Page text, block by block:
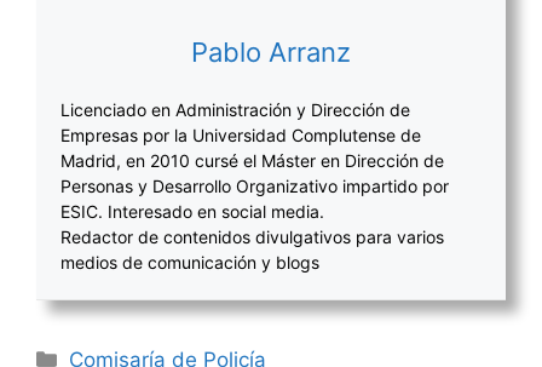
Pablo Arranz
Licenciado en Administración y Dirección de
Empresas por la Universidad Complutense de
Madrid, en 2010 cursé el Máster en Dirección de
Personas y Desarrollo Organizativo impartido por
ESIC. Interesado en social media.
Redactor de contenidos divulgativos para varios
medios de comunicación y blogs
Categorías
Comisaría de Policía